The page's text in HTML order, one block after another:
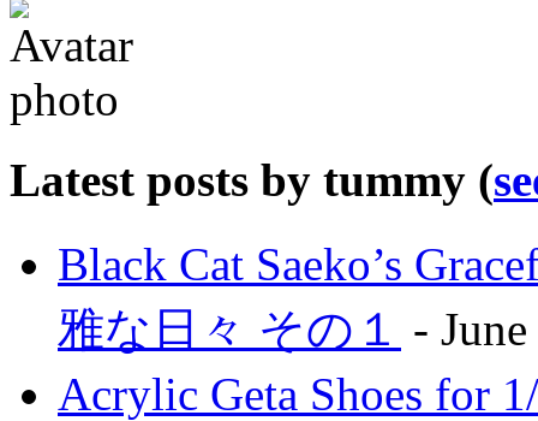
Latest posts by tummy (
Black Cat Saeko’s
雅な日々 その１ -
Acrylic Geta Shoes for